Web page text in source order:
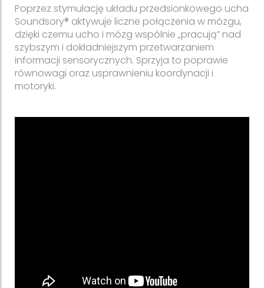
Poprzez stymulację układu przedsionkowego ucha
Soundsory® aktywuje liczne połączenia w mózgu,
dzięki czemu ucho i mózg wspólnie „pracują” nad
szybszym i dokładniejszym przetwarzaniem
informacji sensorycznych. Sprzyja to poprawie
równowagi oraz usprawnieniu koordynacji i
motoryki.